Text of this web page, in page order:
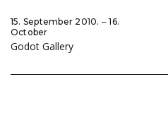
15. September 2010. ‒ 16.
October
Godot Gallery